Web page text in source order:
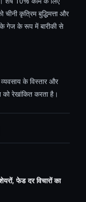
चीनी कृत्रिम बुद्धिमत्ता और
के गेज के रूप में बारीकी से
के विस्तार और
को रेखांकित करता है।
फेड दर विचारों का